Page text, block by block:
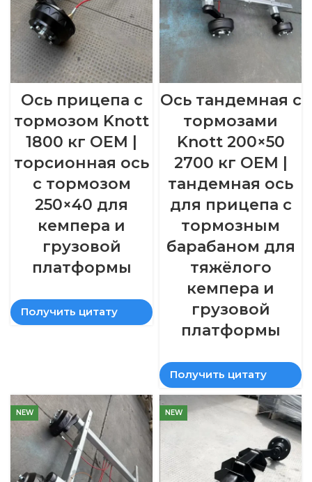
Ось прицепа с
тормозом Knott
1800 кг OEM |
торсионная ось
с тормозом
250×40 для
кемпера и
грузовой
платформы
Получить цитату
Ось тандемная с
тормозами
Knott 200×50
2700 кг OEM |
тандемная ось
для прицепа с
тормозным
барабаном для
тяжёлого
кемпера и
грузовой
платформы
Получить цитату
NEW NEW